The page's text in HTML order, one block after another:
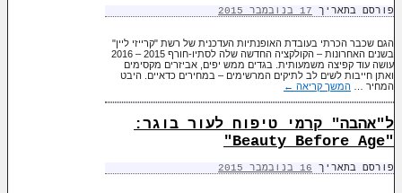
פורסם בתאריך 17 בנובמבר 2015
הגם שכבר הכרתי בעובדת האופנתיות העדכנית של רשת "קרייזי ליין"
בשנים האחרונות – הקולקציה החדשה שלה לסתיו-חורף 2015 – 2016
עושה עוד קפיצה משמעותית. בגדים ממש יפים, אביזרים מקסימים
ואתן חייבות לשים לב לתיקים המרשימים – במחירים כדאיים. היבט
המחיר … המשך קריאה ←
ל"אהבה" קרמי טיפוח לעור בוגר:
"Beauty Before Age"
פורסם בתאריך 16 בנובמבר 2015